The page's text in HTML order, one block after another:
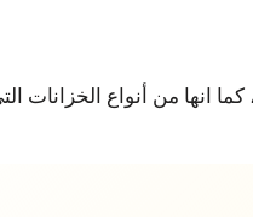
انها من أنواع الخزانات